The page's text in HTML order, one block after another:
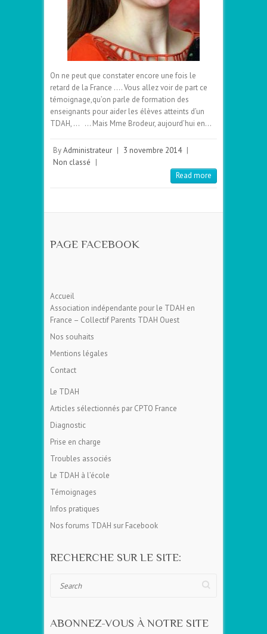
On ne peut que constater encore une fois le
retard de la France …. Vous allez voir de part ce
témoignage,qu’on parle de formation des
enseignants pour aider les élèves atteints d’un
TDAH, … … Mais Mme Brodeur, aujourd’hui en…
ByAdministrateur 3 novembre 2014
Non classé
Read more
PAGE FACEBOOK
Accueil
Association indépendante pour le TDAH en
France – Collectif Parents TDAH Ouest
Nos souhaits
Mentions légales
Contact
Le TDAH
Articles sélectionnés par CPTO France
Diagnostic
Prise en charge
Troubles associés
Le TDAH à l’école
Témoignages
Infos pratiques
Nos forums TDAH sur Facebook
RECHERCHE SUR LE SITE:
ABONNEZ-VOUS À NOTRE SITE